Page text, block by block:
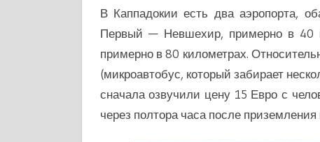
В Каппадокии есть два аэропорта,
Первый — Невшехир, примерно в 40
примерно в 80 километрах.
(микроавтобус, который забирает
сначала озвучили цену 15 Евро с
через полтора часа после